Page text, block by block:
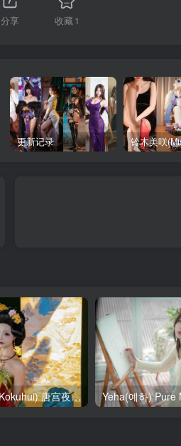
分享 收藏1
更新记录
玉汇(yuuhui&Kokuhui) 唐宫夜宴 [136P-1.47GB]